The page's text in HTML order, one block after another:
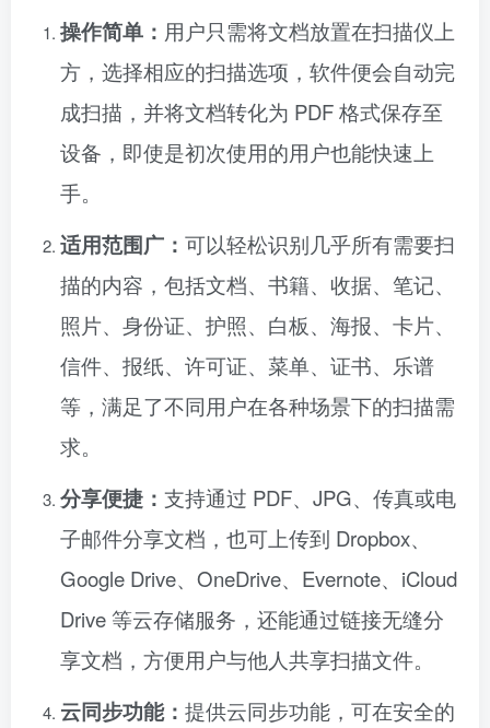
操作简单： 用户只需将文档放置在扫描仪上
方，选择相应的扫描选项，软件便会自动完
成扫描，并将文档转化为 PDF 格式保存至
设备，即使是初次使用的用户也能快速上
手。
适用范围广： 可以轻松识别几乎所有需要扫
描的内容，包括文档、书籍、收据、笔记、
照片、身份证、护照、白板、海报、卡片、
信件、报纸、许可证、菜单、证书、乐谱
等，满足了不同用户在各种场景下的扫描需
求。
分享便捷： 支持通过 PDF、JPG、传真或电
子邮件分享文档，也可上传到 Dropbox、
Google Drive、OneDrive、Evernote、iCloud
Drive 等云存储服务，还能通过链接无缝分
享文档，方便用户与他人共享扫描文件。
云同步功能： 提供云同步功能，可在安全的